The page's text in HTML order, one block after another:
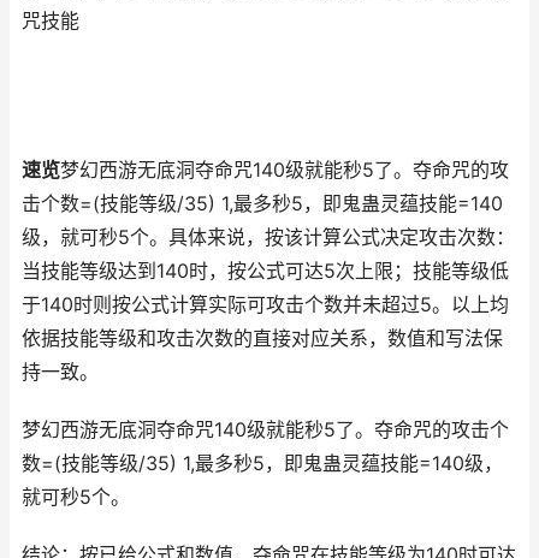
咒技能
速览梦幻西游无底洞夺命咒140级就能秒5了。夺命咒的攻
击个数=(技能等级/35) 1,最多秒5，即鬼蛊灵蕴技能=140
级，就可秒5个。具体来说，按该计算公式决定攻击次数：
当技能等级达到140时，按公式可达5次上限；技能等级低
于140时则按公式计算实际可攻击个数并未超过5。以上均
依据技能等级和攻击次数的直接对应关系，数值和写法保
持一致。
梦幻西游无底洞夺命咒140级就能秒5了。夺命咒的攻击个
数=(技能等级/35) 1,最多秒5，即鬼蛊灵蕴技能=140级，
就可秒5个。